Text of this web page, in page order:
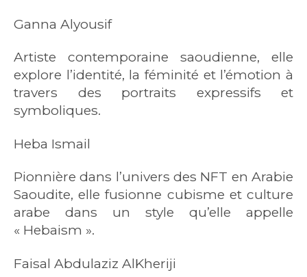
Ganna Alyousif
Artiste contemporaine saoudienne, elle
explore l’identité, la féminité et l’émotion à
travers des portraits expressifs et
symboliques.
Heba Ismail
Pionnière dans l’univers des NFT en Arabie
Saoudite, elle fusionne cubisme et culture
arabe dans un style qu’elle appelle
« Hebaism ».
Faisal Abdulaziz AlKheriji